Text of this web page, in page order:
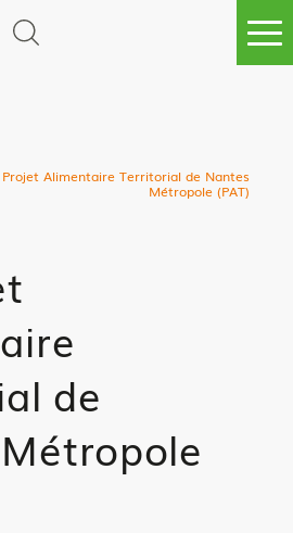
Projet Alimentaire Territorial de Nantes
Métropole (PAT)
de